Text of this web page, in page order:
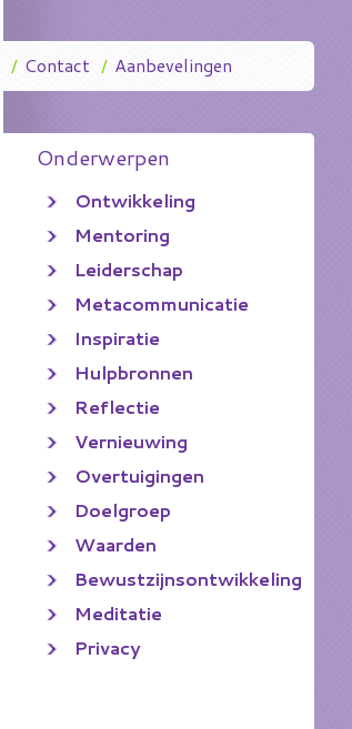
Onderwerpen
Ontwikkeling
Mentoring
Leiderschap
Metacommunicatie
Inspiratie
Hulpbronnen
Reflectie
Vernieuwing
Overtuigingen
Doelgroep
Waarden
Bewustzijnsontwikkeling
Meditatie
Privacy
/ Contact / Aanbevelingen